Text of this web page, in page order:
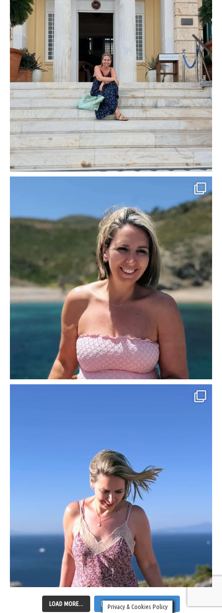
LOAD MORE... FOLLOW ON INSTAGRAM
Privacy & Cookies Policy